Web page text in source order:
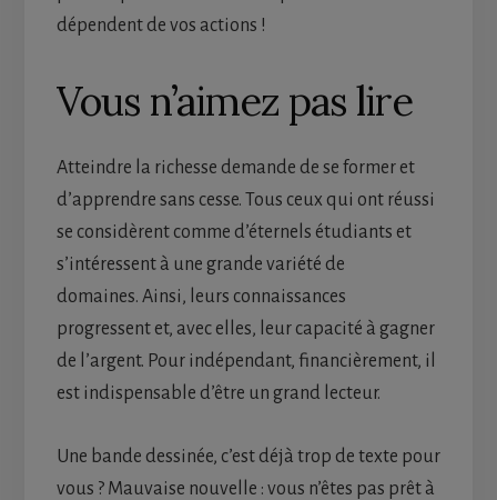
dépendent de vos actions !
Vous n’aimez pas lire
Atteindre la richesse demande de se former et
d’apprendre sans cesse. Tous ceux qui ont réussi
se considèrent comme d’éternels étudiants et
s’intéressent à une grande variété de
domaines. Ainsi, leurs connaissances
progressent et, avec elles, leur capacité à gagner
de l’argent. Pour indépendant, financièrement, il
est indispensable d’être un grand lecteur.
Une bande dessinée, c’est déjà trop de texte pour
vous ? Mauvaise nouvelle : vous n’êtes pas prêt à